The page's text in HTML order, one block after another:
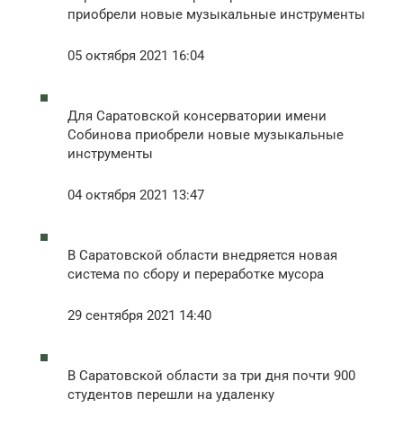
приобрели новые музыкальные инструменты
05 октября 2021 16:04
Для Саратовской консерватории имени
Собинова приобрели новые музыкальные
инструменты
04 октября 2021 13:47
В Саратовской области внедряется новая
система по сбору и переработке мусора
29 сентября 2021 14:40
В Саратовской области за три дня почти 900
студентов перешли на удаленку